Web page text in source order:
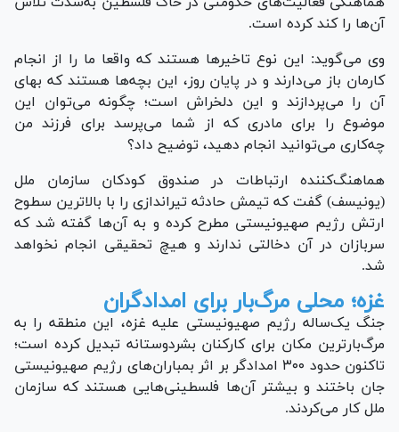
آن‌ها را کند کرده است.
وی می‌گوید: این نوع تاخیر‌ها هستند که واقعا ما را از انجام
کارمان باز می‌دارند و در پایان روز، این بچه‌ها هستند که بهای
آن را می‌پردازند و این دلخراش است؛ چگونه می‌توان این
موضوع را برای مادری که از شما می‌پرسد برای فرزند من
چه‌کاری می‌توانید انجام دهید، توضیح داد؟
هماهنگ‌کننده ارتباطات در صندوق کودکان سازمان ملل
(یونیسف) گفت که تیمش حادثه تیراندازی را با بالاترین سطوح
ارتش رژیم صهیونیستی مطرح کرده و به آن‌ها گفته شد که
سربازان در آن دخالتی ندارند و هیچ تحقیقی انجام نخواهد
شد.
غزه؛ محلی مرگ‌بار برای امدادگران
جنگ یک‌ساله رژیم صهیونیستی علیه غزه، این منطقه را به
مرگ‌بارترین مکان برای کارکنان بشردوستانه تبدیل کرده است؛
تاکنون حدود ۳۰۰ امدادگر بر اثر بمباران‌های رژیم صهیونیستی
جان باختند و بیشتر آن‌ها فلسطینی‌هایی هستند که سازمان
ملل کار می‌کردند.